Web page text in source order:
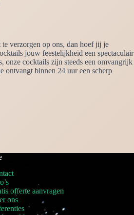
verzorgen op ons, dan hoef jij je
jouw feestelijkheid een spectaculair
onze cocktails zijn steeds een omvangrijk
ontvangt binnen 24 uur een scherp
offerte aanvragen
ons